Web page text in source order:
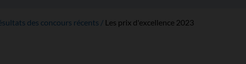
des concours récents Les prix d'excellence 2023